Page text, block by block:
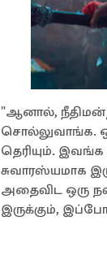
"ஆனால்,
சொல்லுவாங்க.
தெரியும்.
சுவாரஸ்யமாக
அதைவிட ஒரு
இருக்கும்,